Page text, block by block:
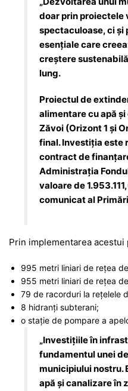
doar prin proiectele
spectaculoase, ci
esențiale care
creștere
lung.
Proiectul de
alimentare cu apă
Zăvoi (Orizont 1 și
final. Investiția este
contract de
Administrația
valoare de
comunicat al
Prin implementarea
995 metri liniari de rețea
955 metri liniari de rețea
79 de racorduri la rețelele
8 hidranți subterani;
o stație de pompare a
„Investițiile în
fundamentul unei
municipiului nostru.
apă și canalizare în